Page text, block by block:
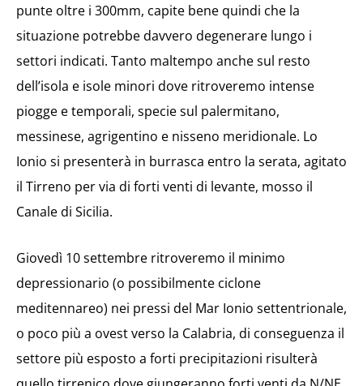
punte oltre i 300mm, capite bene quindi che la
situazione potrebbe davvero degenerare lungo i
settori indicati. Tanto maltempo anche sul resto
dell’isola e isole minori dove ritroveremo intense
piogge e temporali, specie sul palermitano,
messinese, agrigentino e nisseno meridionale. Lo
Ionio si presenterà in burrasca entro la serata, agitato
il Tirreno per via di forti venti di levante, mosso il
Canale di Sicilia.
Giovedì 10 settembre ritroveremo il minimo
depressionario (o possibilmente ciclone
meditennareo) nei pressi del Mar Ionio settentrionale,
o poco più a ovest verso la Calabria, di conseguenza il
settore più esposto a forti precipitazioni risulterà